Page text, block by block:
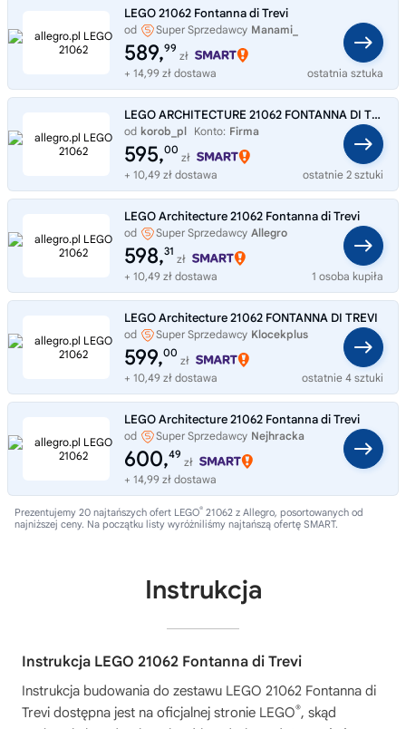
LEGO 21062 Fontanna di Trevi
od Super Sprzedawcy Manami_
589,99
zł
+ 14,99 zł dostawa
ostatnia sztuka
LEGO ARCHITECTURE 21062 FONTANNA DI TREVI
od korob_pl Konto: Firma
595,00
zł
+ 10,49 zł dostawa
ostatnie 2 sztuki
LEGO Architecture 21062 Fontanna di Trevi
od Super Sprzedawcy Allegro
598,31
zł
+ 10,49 zł dostawa
1 osoba kupiła
LEGO Architecture 21062 FONTANNA DI TREVI
od Super Sprzedawcy Klocekplus
599,00
zł
+ 10,49 zł dostawa
ostatnie 4 sztuki
LEGO Architecture 21062 Fontanna di Trevi
od Super Sprzedawcy Nejhracka
600,49
zł
+ 14,99 zł dostawa
Prezentujemy 20 najtańszych ofert LEGO® 21062 z Allegro, posortowanych od
najniższej ceny. Na początku listy wyróżniliśmy najtańszą ofertę SMART.
Instrukcja
Instrukcja LEGO 21062 Fontanna di Trevi
Instrukcja budowania do zestawu LEGO 21062 Fontanna di
Trevi dostępna jest na oficjalnej stronie LEGO®, skąd